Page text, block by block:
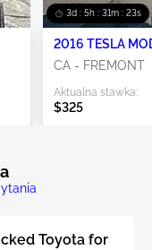
3d : 5h : 31m : 22s
2016 TESLA
CA - FREMONT
Aktualna stawka:
$325
Toyota for